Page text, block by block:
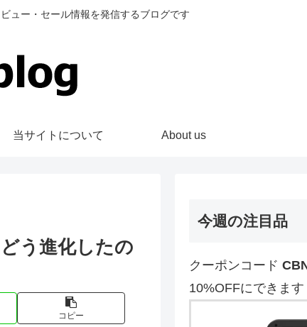
ュー・セール情報を発信するブログです
当サイトについて About us
う進化したの
コピー
今週の注目品
クーポンコード
10%OFFにできます